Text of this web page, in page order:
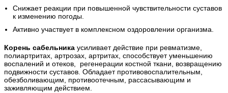
Снижает реакции при повышенной чувствительности суставов
к изменению погоды.
Активно участвует в комплексном оздоровлении организма.
Корень сабельника усиливает действие при ревматизме,
полиартритах, артрозах, артритах, способствует уменьшению
воспалений и отеков, регенерации костной ткани, возвращению
подвижности суставов. Обладает противовоспалительным,
обезболивающим, противоотечным, рассасывающим и
заживляющим действием.